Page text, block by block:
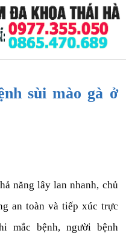
sùi mào gà ở
năng lây lan nhanh, chủ
an toàn và tiếp xúc trực
mắc bệnh, người bệnh